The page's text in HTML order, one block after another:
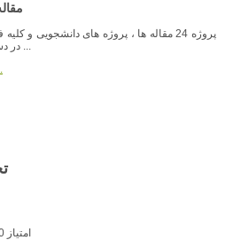
پروژه 24 مقاله ها ، پروژه های دانشجویی و
در دسترسی دانشجویان قرار میدهد ...
بیشتر
امتیاز 5.00 (1 رای)